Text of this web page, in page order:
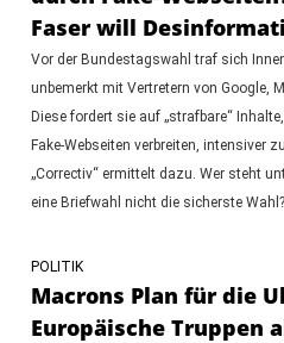
Faser will
Vor der Bundestagswahl traf sich
unbemerkt mit Vertretern von Google,
Diese fordert sie auf „strafbare“
Fake-Webseiten verbreiten, intensiver
„Correctiv“ ermittelt dazu. Wer steht
eine Briefwahl nicht die sicherste Wahl?
POLITIK
Macrons Plan für die
Europäische Truppen